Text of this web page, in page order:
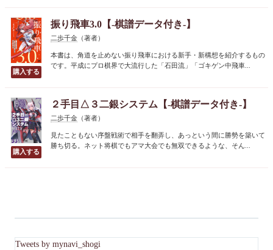
振り飛車3.0【-棋譜データ付き-】
二歩千金 （著者）
本書は、角道を止めない振り飛車における新手・新構想を紹介するもの
です。平成にプロ棋界で大流行した「石田流」「ゴキゲン中飛車...
２手目△３二銀システム【-棋譜データ付き-】
二歩千金 （著者）
見たこともない序盤戦術で相手を翻弄し、あっという間に勝勢を築いて
勝ち切る。ネット将棋でもアマ大会でも無双できるような、そん...
Tweets by mynavi_shogi